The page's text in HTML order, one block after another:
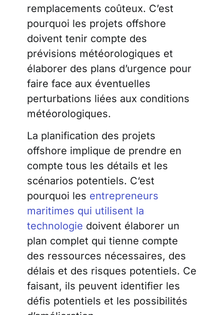
remplacements coûteux. C’est
pourquoi les projets offshore
doivent tenir compte des
prévisions météorologiques et
élaborer des plans d’urgence pour
faire face aux éventuelles
perturbations liées aux conditions
météorologiques.
La planification des projets
offshore implique de prendre en
compte tous les détails et les
scénarios potentiels. C‘est
pourquoi les entrepreneurs
maritimes qui utilisent la
technologie doivent élaborer un
plan complet qui tienne compte
des ressources nécessaires, des
délais et des risques potentiels. Ce
faisant, ils peuvent identifier les
défis potentiels et les possibilités